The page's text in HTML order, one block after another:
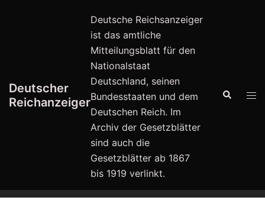
Deutscher
Reichanzeiger
Deutsche Reichsanzeiger
ist das amtliche
Mitteilungsblatt für den
Nationalstaat
Deutschland, seinen
Bundesstaaten und dem
Deutschen Reich. Im
Archiv der Gesetzblätter
sind auch die
Gesetzblätter ab 1867
bis 1919 verlinkt.
Suche